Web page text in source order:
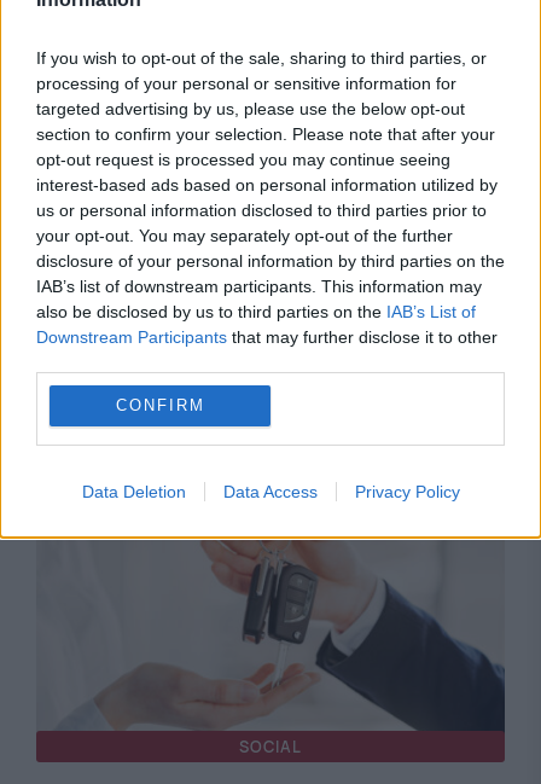
If you wish to opt-out of the sale, sharing to third parties, or
processing of your personal or sensitive information for
targeted advertising by us, please use the below opt-out
section to confirm your selection. Please note that after your
opt-out request is processed you may continue seeing
interest-based ads based on personal information utilized by
us or personal information disclosed to third parties prior to
your opt-out. You may separately opt-out of the further
disclosure of your personal information by third parties on the
IAB’s list of downstream participants. This information may
also be disclosed by us to third parties on the IAB’s List of
Downstream Participants that may further disclose it to other
CONFIRM
Data Deletion Data Access Privacy Policy
USR din cauza termenilor din proiect
INTERNATIONAL
Raportul despre Tesla și China este negat
categoric
SOCIAL